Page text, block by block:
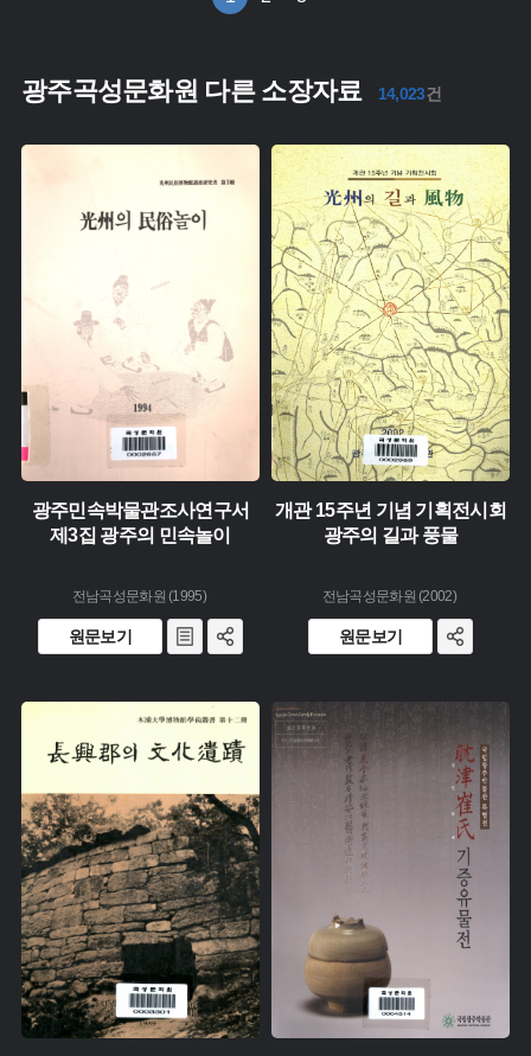
광주곡성문화원 다른 소장자료 14,023건
광주민속박물관조사연구서
제3집 광주의 민속놀이
전남곡성문화원 (1995)
원문보기
유형 :
생산 :
소장 :
개관 15주년 기념 기획전시회
광주의 길과 풍물
전남곡성문화원 (2002)
원문보기
유형 :
생산 :
소장 :